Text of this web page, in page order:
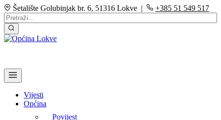
Šetalište Golubinjak br. 6, 51316 Lokve | +385 51 549 517
Vijesti
Općina
Povijest